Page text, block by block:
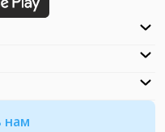
нам